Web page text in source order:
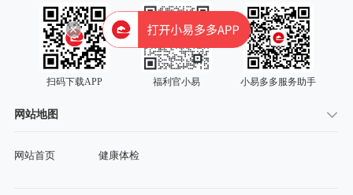
扫码下载APP 福利官小易 小易多多服务助手
网站地图
网站首页 健康体检